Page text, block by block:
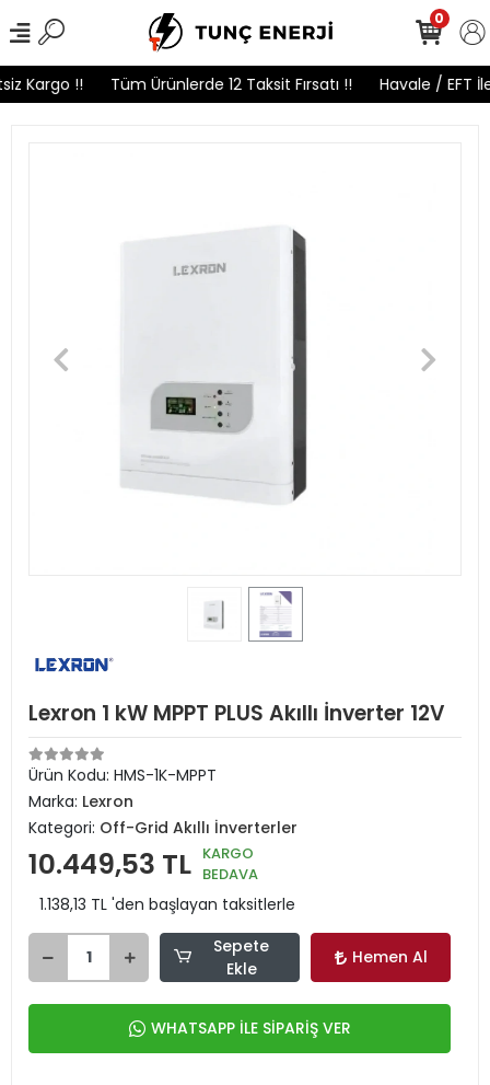
Kargo !! Tüm Ürünlerde 12 Taksit Fırsatı !! Havale / EFT
0
Lexron 1 kW MPPT PLUS Akıllı İnverter 12V
Ürün Kodu: HMS-1K-MPPT
Marka: Lexron
Kategori: Off-Grid Akıllı İnverterler
10.449,53 TL KARGO
BEDAVA
1.138,13 TL 'den başlayan taksitlerle
Sepete
Ekle
Hemen Al
WHATSAPP İLE SİPARİŞ VER